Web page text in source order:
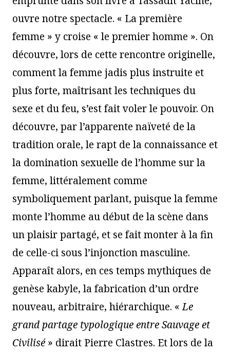
ouvre notre spectacle. « La première
femme » y croise « le premier homme ». On
découvre, lors de cette rencontre originelle,
comment la femme jadis plus instruite et
plus forte, maîtrisant les techniques du
sexe et du feu, s’est fait voler le pouvoir. On
découvre, par l’apparente naïveté de la
tradition orale, le rapt de la connaissance et
la domination sexuelle de l’homme sur la
femme, littéralement comme
symboliquement parlant, puisque la femme
monte l’homme au début de la scène dans
un plaisir partagé, et se fait monter à la fin
de celle-ci sous l’injonction masculine.
Apparaît alors, en ces temps mythiques de
genèse kabyle, la fabrication d’un ordre
nouveau, arbitraire, hiérarchique. «Le
grand partage typologique entre Sauvage et
Civilisé» dirait Pierre Clastres. Et lors de la